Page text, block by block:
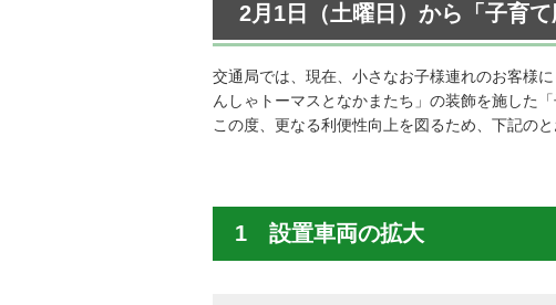
2月1日（土曜日）から「子育
交通局では、現在、小さなお子様連れのお客様
んしゃトーマスとなかまたち」の装飾を施した
この度、更なる利便性向上を図るため、下記の
1 設置車両の拡大